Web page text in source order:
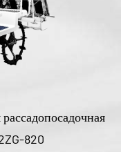
820